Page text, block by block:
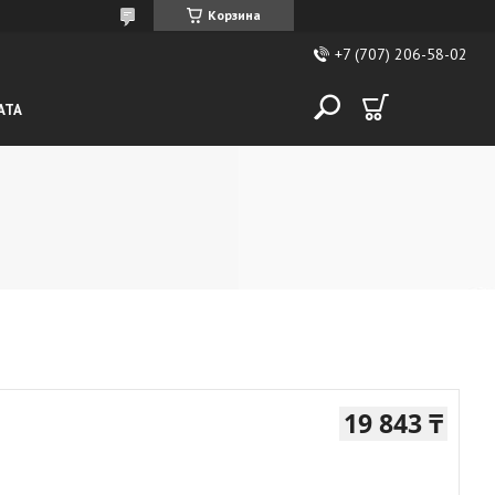
Корзина
+7 (707) 206-58-02
19 843 ₸